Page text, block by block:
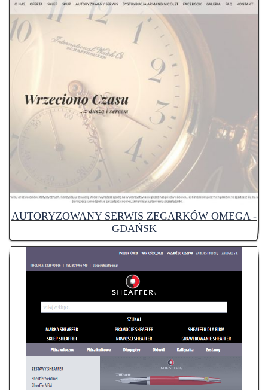
AUTORYZOWANY SERWIS ZEGARKÓW OMEGA -
GDAŃSK